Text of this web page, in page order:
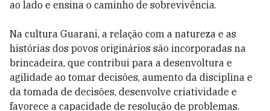
ao lado e ensina o caminho de sobrevivência.
Na cultura Guarani, a relação com a natureza e as
histórias dos povos originários são incorporadas na
brincadeira, que contribui para a desenvoltura e
agilidade ao tomar decisões, aumento da disciplina e
da tomada de decisões, desenvolve criatividade e
favorece a capacidade de resolução de problemas.